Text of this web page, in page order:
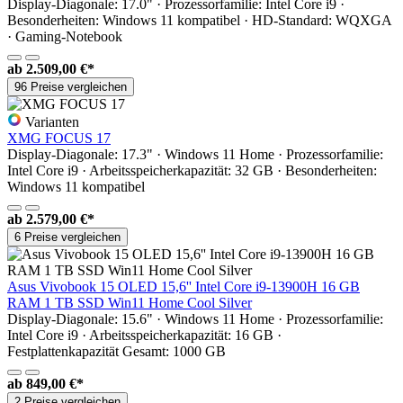
Display-Diagonale: 17.0" · Prozessorfamilie: Intel Core i9 ·
Besonderheiten: Windows 11 kompatibel · HD-Standard: WQXGA
· Gaming-Notebook
ab 2.509,00 €*
96 Preise vergleichen
Varianten
XMG FOCUS 17
Display-Diagonale: 17.3" · Windows 11 Home · Prozessorfamilie:
Intel Core i9 · Arbeitsspeicherkapazität: 32 GB · Besonderheiten:
Windows 11 kompatibel
ab 2.579,00 €*
6 Preise vergleichen
Asus Vivobook 15 OLED 15,6'' Intel Core i9-13900H 16 GB
RAM 1 TB SSD Win11 Home Cool Silver
Display-Diagonale: 15.6" · Windows 11 Home · Prozessorfamilie:
Intel Core i9 · Arbeitsspeicherkapazität: 16 GB ·
Festplattenkapazität Gesamt: 1000 GB
ab 849,00 €*